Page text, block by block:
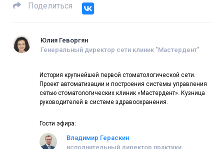
Поделиться
Юлия Геворгян
Генеральный директор сети клиник "Мастердент"
История крупнейшей первой стоматологической сети.
Проект автоматизации и построения системы управления
сетью стоматологических клиник «Мастердент». Кузница
руководителей в системе здравоохранения.
Гости эфира:
Владимир Гераскин
исполнительный директор практики